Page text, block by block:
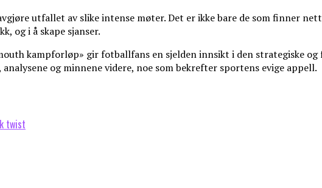
utfallet av slike intense møter. Det er ikke bare de som finner
og i å skape sjanser.
kampforløp» gir fotballfans en sjelden innsikt i den strategiske
og minnene videre, noe som bekrefter sportens evige appell.
twist